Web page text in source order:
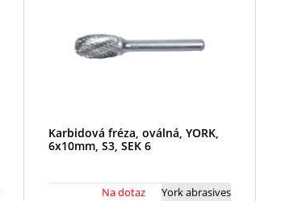
Karbidová fréza, oválná, YORK,
6x10mm, S3, SEK 6
York abrasives
Na dotaz